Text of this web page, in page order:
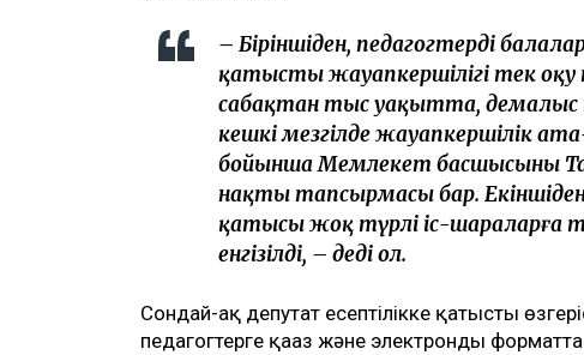
– Біріншіден, педагогтердің
қатысты жауапкершілігі тек оқу
сабақтан тыс уақытта, демалыс
кешкі мезгілде жауапкершілік
бойынша Мемлекет басшысының
нақты тапсырмасы бар.
қатысы жоқ түрлі іс-шараларға
енгізілді, – деді ол.
Сондай-ақ депутат есептілікке қатысты
педагогтерге қағаз және электронды